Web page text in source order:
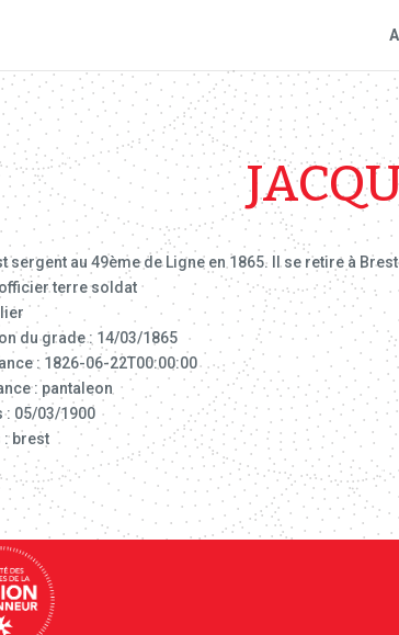
sergent au 49ème de Ligne en 1865. Il se retire à
terre soldat
du grade : 14/03/1865
: 1826-06-22T00:00:00
: pantaleon
: 05/03/1900
: brest